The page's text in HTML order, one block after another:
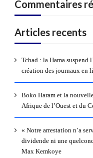
Commentaires
Articles recents
Tchad : la Hama suspend
création des journaux en
Boko Haram et la
Afrique de l’Ouest et du
« Notre arrestation n’a
dividende ni une
Max Kemkoye